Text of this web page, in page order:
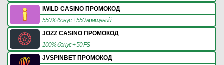
IWILD CASINO ПРОМОКОД
550% бонус + 550 вращений
JOZZ CASINO ПРОМОКОД
100% бонус + 50 FS
JVSPINBET ПРОМОКОД